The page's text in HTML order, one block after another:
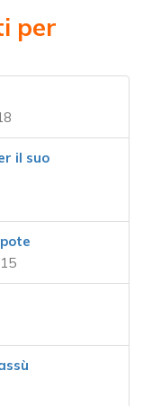
per
il suo